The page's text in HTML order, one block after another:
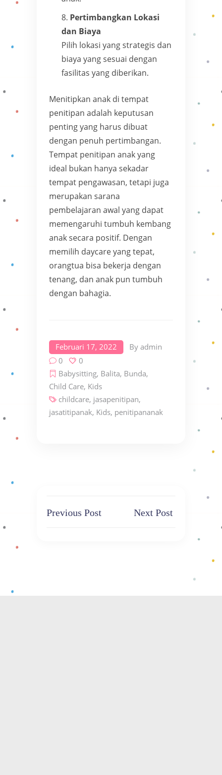
Pertimbangkan Lokasi
dan Biaya
Pilih lokasi yang strategis dan
biaya yang sesuai dengan
fasilitas yang diberikan.
Menitipkan anak di tempat
penitipan adalah keputusan
penting yang harus dibuat
dengan penuh pertimbangan.
Tempat penitipan anak yang
ideal bukan hanya sekadar
tempat pengawasan, tetapi juga
merupakan sarana
pembelajaran awal yang dapat
memengaruhi tumbuh kembang
anak secara positif. Dengan
memilih daycare yang tepat,
orangtua bisa bekerja dengan
tenang, dan anak pun tumbuh
dengan bahagia.
Februari 17, 2022 By admin
0
0
Babysitting, Balita, Bunda,
Child Care, Kids
childcare, jasapenitipan,
jasatitipanak, Kids, penitipananak
Previous Post Next Post